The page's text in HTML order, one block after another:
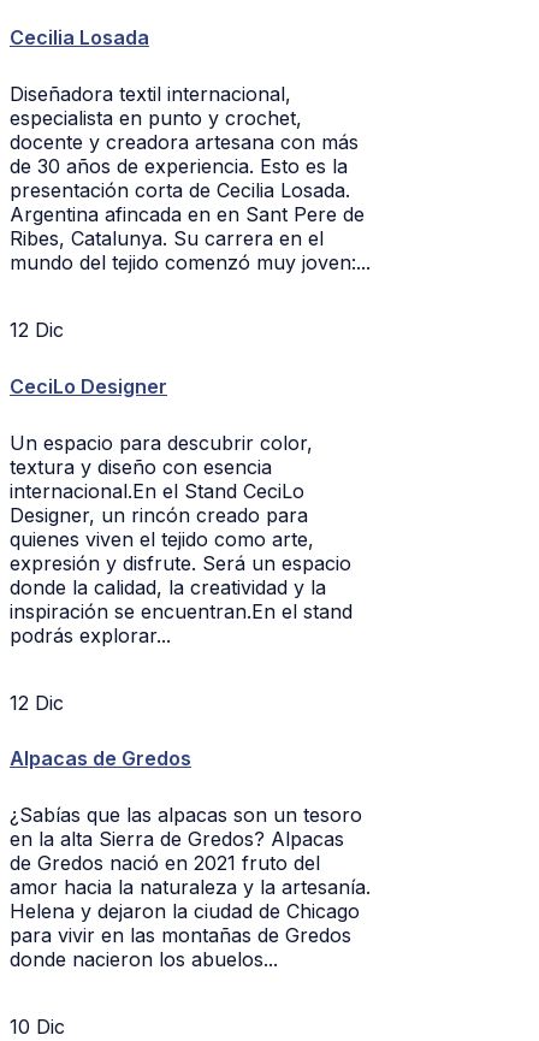
Cecilia Losada
Diseñadora textil internacional,
especialista en punto y crochet,
docente y creadora artesana con más
de 30 años de experiencia. Esto es la
presentación corta de Cecilia Losada.
Argentina afincada en en Sant Pere de
Ribes, Catalunya. Su carrera en el
mundo del tejido comenzó muy joven:...
12 Dic
CeciLo Designer
Un espacio para descubrir color,
textura y diseño con esencia
internacional.En el Stand CeciLo
Designer, un rincón creado para
quienes viven el tejido como arte,
expresión y disfrute. Será un espacio
donde la calidad, la creatividad y la
inspiración se encuentran.En el stand
podrás explorar...
12 Dic
Alpacas de Gredos
¿Sabías que las alpacas son un tesoro
en la alta Sierra de Gredos? Alpacas
de Gredos nació en 2021 fruto del
amor hacia la naturaleza y la artesanía.
Helena y dejaron la ciudad de Chicago
para vivir en las montañas de Gredos
donde nacieron los abuelos...
10 Dic